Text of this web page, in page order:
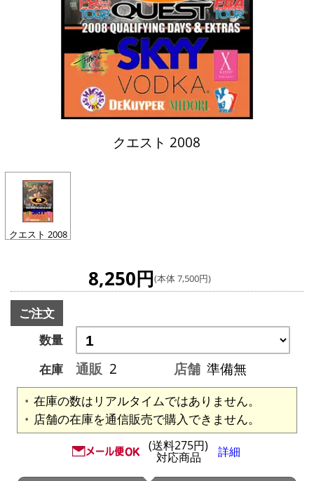
クエスト 2008
クエスト 2008
8,250円(本体 7,500円)
ご注文
数量
在庫
通販 2 店舗 準備無
在庫の数はリアルタイムではありません。
店舗の在庫を通信販売で購入できません。
(送料275円)
対応商品 詳細